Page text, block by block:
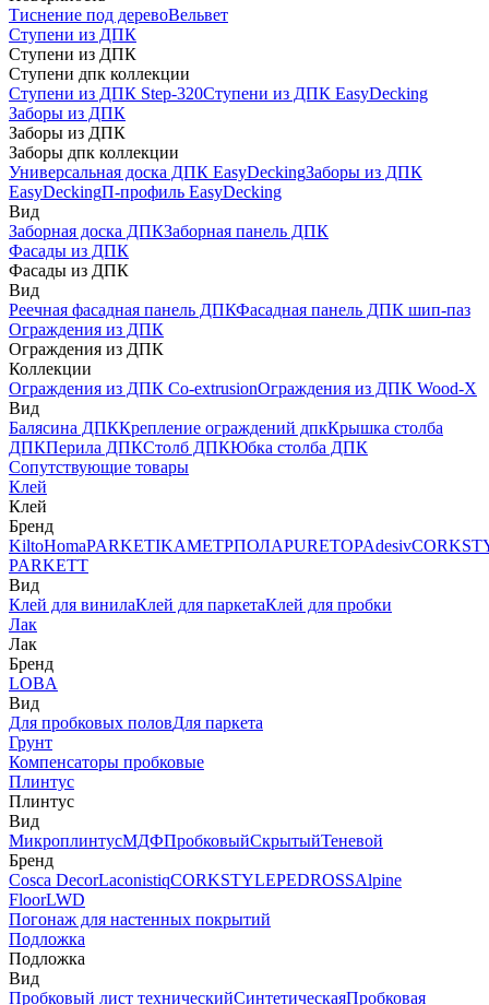
Тиснение под деревоВельвет
Ступени из ДПК
Ступени из ДПК
Ступени дпк коллекции
Ступени из ДПК Step-320Ступени из ДПК EasyDecking
Заборы из ДПК
Заборы из ДПК
Заборы дпк коллекции
Универсальная доска ДПК EasyDeckingЗаборы из ДПК
EasyDeckingП-профиль EasyDecking
Вид
Заборная доска ДПКЗаборная панель ДПК
Фасады из ДПК
Фасады из ДПК
Вид
Реечная фасадная панель ДПКФасадная панель ДПК шип-паз
Ограждения из ДПК
Ограждения из ДПК
Коллекции
Ограждения из ДПК Co-extrusionОграждения из ДПК Wood-X
Вид
Балясина ДПККрепление ограждений дпкКрышка столба
ДПКПерила ДПКСтолб ДПКЮбка столба ДПК
Сопутствующие товары
Клей
Клей
Бренд
KiltoHomaPARKETIKAМЕТРПОЛАPURETOPAdesiv
PARKETT
Вид
Клей для винилаКлей для паркетаКлей для пробки
Лак
Лак
Бренд
LOBA
Вид
Для пробковых половДля паркета
Грунт
Компенсаторы пробковые
Плинтус
Плинтус
Вид
МикроплинтусМДФПробковыйСкрытыйТеневой
Бренд
Cosca DecorLaconistiqCORKSTYLEPEDROSSAlpine
FloorLWD
Погонаж для настенных покрытий
Подложка
Подложка
Вид
Пробковый лист техническийСинтетическаяПробковая